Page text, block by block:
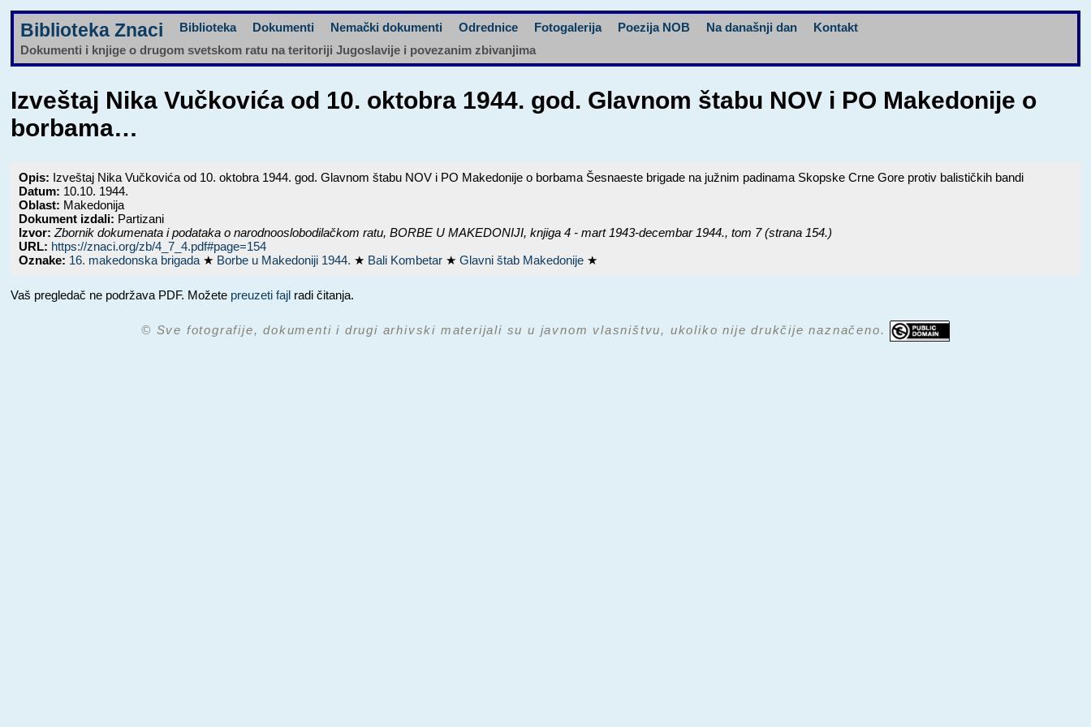
Biblioteka Znaci Biblioteka Dokumenti Nemački dokumenti Odrednice Fotogalerija Poezija NOB Na današnji dan
Kontakt
Dokumenti i knjige o drugom svetskom ratu na teritoriji Jugoslavije i povezanim zbivanjima
Izveštaj Nika Vučkovića od 10. oktobra 1944. god. Glavnom štabu NOV i PO Makedonije o
borbama…
Opis: Izveštaj Nika Vučkovića od 10. oktobra 1944. god. Glavnom štabu NOV i PO Makedonije o borbama Šesnaeste brigade na južnim padinama Skopske Crne Gore protiv balističkih bandi
Datum: 10.10. 1944.
Oblast: Makedonija
Dokument izdali: Partizani
Izvor: Zbornik dokumenata i podataka o narodnooslobodilačkom ratu,BORBE U MAKEDONIJI, knjiga 4 - mart 1943-decembar 1944., tom 7 (strana 154.)
URL: https://znaci.org/zb/4_7_4.pdf#page=154
Oznake: 16. makedonska brigada ★ Borbe u Makedoniji 1944. ★ Bali Kombetar ★Glavni štab Makedonije ★
Vaš pregledač ne podržava PDF. Možete preuzeti fajl radi čitanja.
© Sve fotografije, dokumenti i drugi arhivski materijali su u javnom vlasništvu, ukoliko nije drukčije naznačeno.